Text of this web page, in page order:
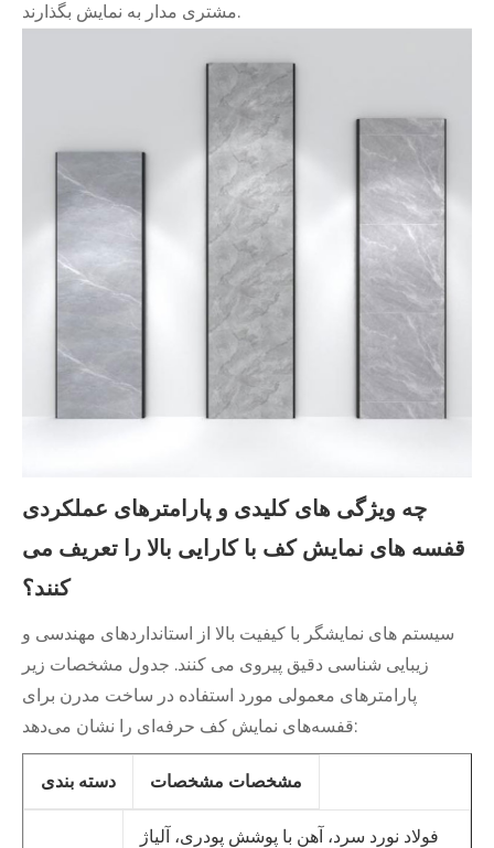
مشتری مدار به نمایش بگذارند.
چه ویژگی های کلیدی و پارامترهای عملکردی
قفسه های نمایش کف با کارایی بالا را تعریف می
کنند؟
سیستم های نمایشگر با کیفیت بالا از استانداردهای مهندسی و
زیبایی شناسی دقیق پیروی می کنند. جدول مشخصات زیر
پارامترهای معمولی مورد استفاده در ساخت مدرن برای
قفسه‌های نمایش کف حرفه‌ای را نشان می‌دهد:
دسته بندی مشخصات مشخصات
فولاد نورد سرد، آهن با پوشش پودری، آلیاژ